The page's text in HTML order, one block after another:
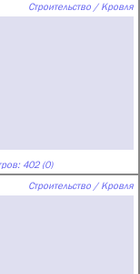
Строительство / Кровля
402 (0)
Строительство / Кровля